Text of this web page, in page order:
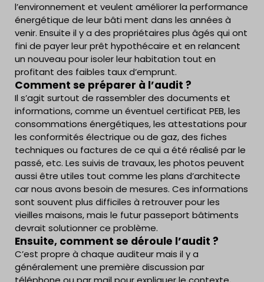
l’environnement et veulent améliorer la performance
énergétique de leur bâti ment dans les années à
venir. Ensuite il y a des propriétaires plus âgés qui ont
fini de payer leur prêt hypothécaire et en relancent
un nouveau pour isoler leur habitation tout en
profitant des faibles taux d’emprunt.
Comment se préparer à l’audit ?
Il s’agit surtout de rassembler des documents et
informations, comme un éventuel certificat PEB, les
consommations énergétiques, les attestations pour
les conformités électrique ou de gaz, des fiches
techniques ou factures de ce qui a été réalisé par le
passé, etc. Les suivis de travaux, les photos peuvent
aussi être utiles tout comme les plans d’architecte
car nous avons besoin de mesures. Ces informations
sont souvent plus difficiles à retrouver pour les
vieilles maisons, mais le futur passeport bâtiments
devrait solutionner ce problème.
Ensuite, comment se déroule l’audit ?
C’est propre à chaque auditeur mais il y a
généralement une première discussion par